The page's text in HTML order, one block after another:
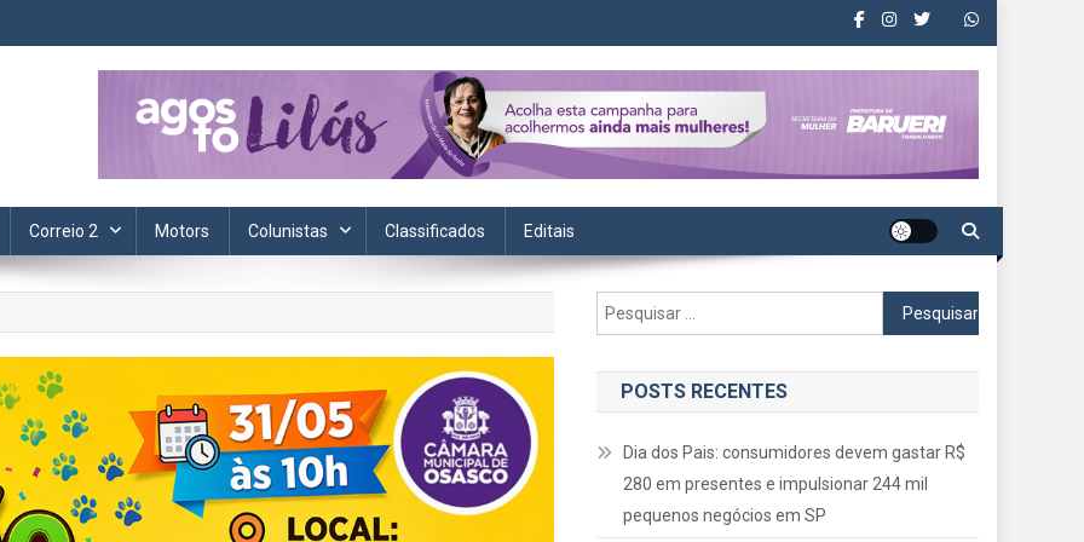
Informação, política, saúde, economia, esportes e cotidiano.
Correio 2 Motors Colunistas Classificados Editais
Pesquisar
por:
POSTS RECENTES
Dia dos Pais: consumidores devem gastar R$
280 em presentes e impulsionar 244 mil
pequenos negócios em SP